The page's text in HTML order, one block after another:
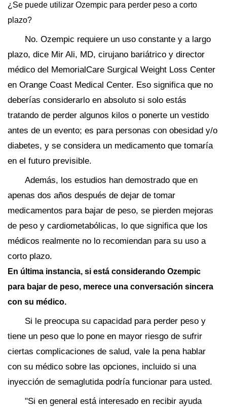
¿Se puede utilizar Ozempic para perder peso a corto
plazo?
No. Ozempic requiere un uso constante y a largo
plazo, dice Mir Ali, MD, cirujano bariátrico y director
médico del MemorialCare Surgical Weight Loss Center
en Orange Coast Medical Center. Eso significa que no
deberías considerarlo en absoluto si solo estás
tratando de perder algunos kilos o ponerte un vestido
antes de un evento; es para personas con obesidad y/o
diabetes, y se considera un medicamento que tomaría
en el futuro previsible.
Además, los estudios han demostrado que en
apenas dos años después de dejar de tomar
medicamentos para bajar de peso, se pierden mejoras
de peso y cardiometabólicas, lo que significa que los
médicos realmente no lo recomiendan para su uso a
corto plazo.
En última instancia, si está considerando Ozempic
para bajar de peso, merece una conversación sincera
con su médico.
Si le preocupa su capacidad para perder peso y
tiene un peso que lo pone en mayor riesgo de sufrir
ciertas complicaciones de salud, vale la pena hablar
con su médico sobre las opciones, incluido si una
inyección de semaglutida podría funcionar para usted.
"Si en general está interesado en recibir ayuda